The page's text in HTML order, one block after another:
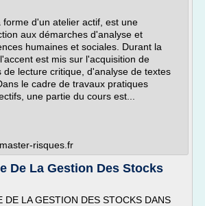
forme d'un atelier actif, est une
aux démarches d'analyse et
humaines et sociales. Durant la
est mis sur l'acquisition de
de lecture critique, d'analyse de textes
le cadre de travaux pratiques
une partie du cours est...
risques.fr
De La Gestion Des Stocks
DE LA GESTION DES STOCKS DANS